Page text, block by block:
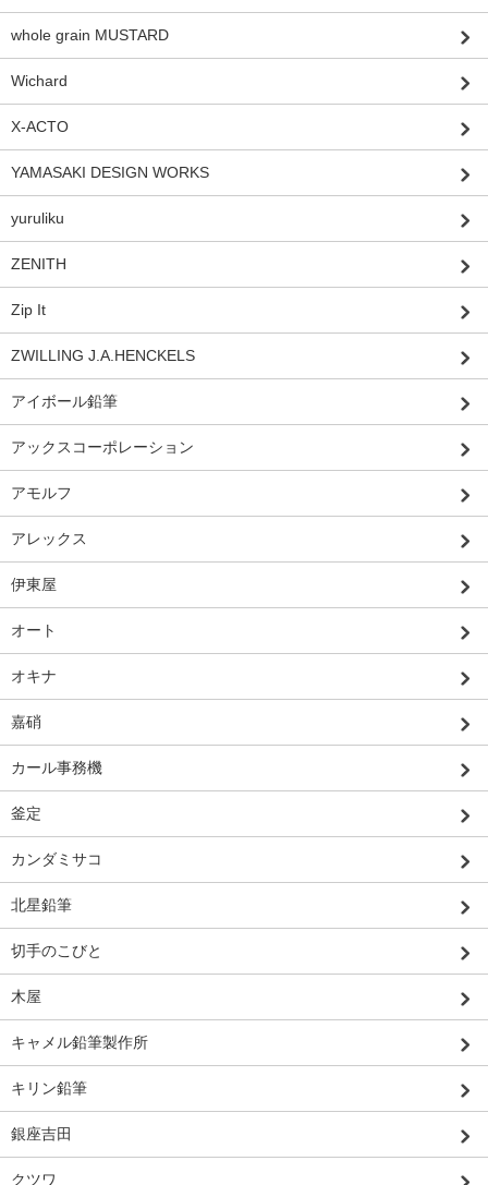
whole grain MUSTARD
Wichard
X-ACTO
YAMASAKI DESIGN WORKS
yuruliku
ZENITH
Zip It
ZWILLING J.A.HENCKELS
アイボール鉛筆
アックスコーポレーション
アモルフ
アレックス
伊東屋
オート
オキナ
嘉硝
カール事務機
釜定
カンダミサコ
北星鉛筆
切手のこびと
木屋
キャメル鉛筆製作所
キリン鉛筆
銀座吉田
クツワ